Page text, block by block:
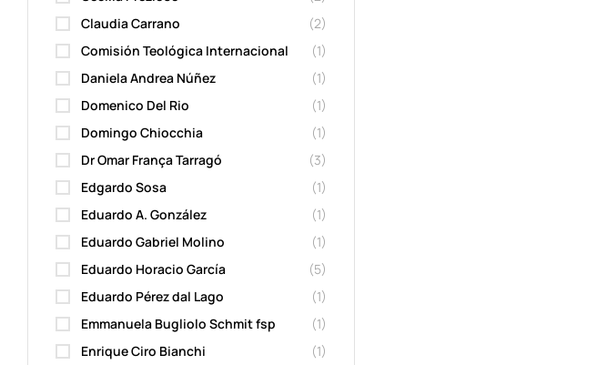
Claudia Carrano
(2)
Comisión Teológica Internacional
(1)
Daniela Andrea Núñez
(1)
Domenico Del Rio
(1)
Domingo Chiocchia
(1)
Dr Omar França Tarragó
(3)
Edgardo Sosa
(1)
Eduardo A. González
(1)
Eduardo Gabriel Molino
(1)
Eduardo Horacio García
(5)
Eduardo Pérez dal Lago
(1)
Emmanuela Bugliolo Schmit fsp
(1)
Enrique Ciro Bianchi
(1)